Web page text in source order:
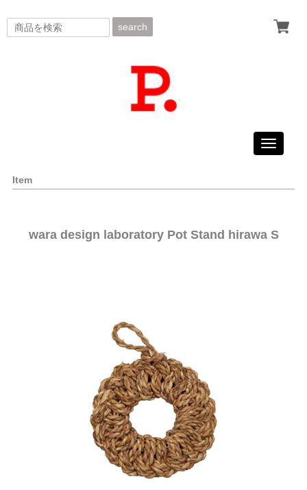
search
Toggle
Item
wara design laboratory Pot Stand hirawa S